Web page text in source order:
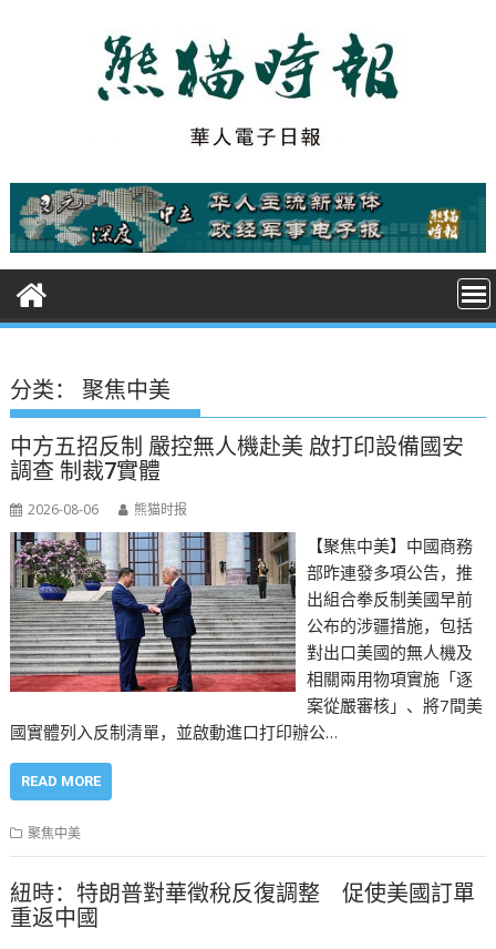
t
分类： 聚焦中美
中方五招反制 嚴控無人機赴美 啟打印設備國安
調查 制裁7實體
2026-08-06 熊猫时报
【聚焦中美】中國商務
部昨連發多項公告，推
出組合拳反制美國早前
公布的涉疆措施，包括
對出口美國的無人機及
相關兩用物項實施「逐
案從嚴審核」、將7間美
國實體列入反制清單，並啟動進口打印辦公…
READ MORE
聚焦中美
紐時：特朗普對華徵稅反復調整 促使美國訂單
重返中國